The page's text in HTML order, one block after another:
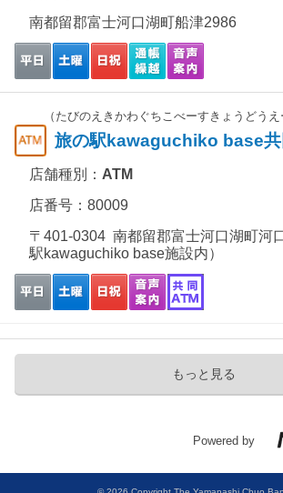
南都留郡富士河口湖町船津2986
（たびのえきかわぐちこべーすきょうどうえ
旅の駅kawaguchiko base共
店舗種別： ATM
店番号：80009
〒401-0304 南都留郡富士河口湖町河
駅kawaguchiko base施設内）
もっと見る
Powered by